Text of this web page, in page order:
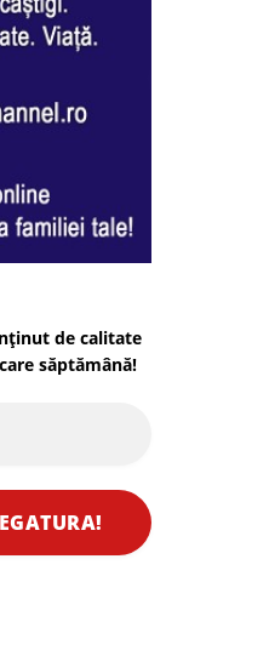
de calitate
săptămână!